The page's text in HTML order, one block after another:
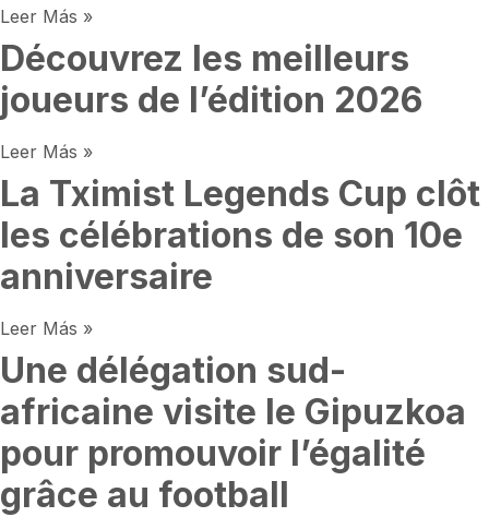
Leer Más »
Découvrez les meilleurs
joueurs de l’édition 2026
Leer Más »
La Tximist Legends Cup clôt
les célébrations de son 10e
anniversaire
Leer Más »
Une délégation sud-
africaine visite le Gipuzkoa
pour promouvoir l’égalité
grâce au football